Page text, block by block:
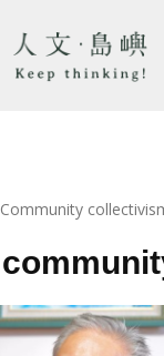
Community